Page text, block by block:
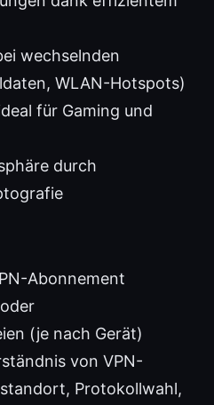
wechselnden
WLAN-Hotspots)
für Gaming und
durch
Abonnement
(je nach Gerät)
von VPN-
Protokollwahl,